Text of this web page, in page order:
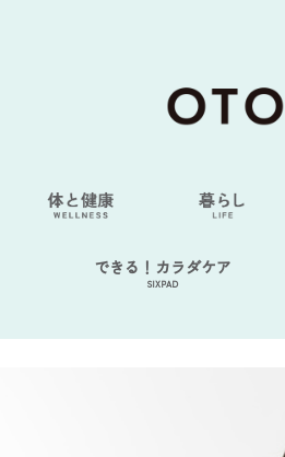
できる！カラダケア
SIXPAD